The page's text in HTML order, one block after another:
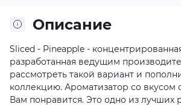
Описание
Sliced - Pineapple -
разработанная ведущим
рассмотреть такой вариант и
коллекцию. Ароматизатор со вкусом
Вам понравится. Это одно из лучших